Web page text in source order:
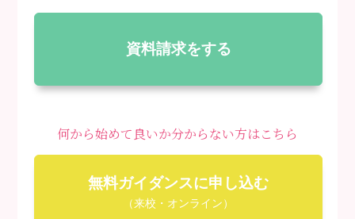
資料請求をする
何から始めて良いか分からない方はこちら
無料ガイダンスに申し込む
（来校・オンライン）